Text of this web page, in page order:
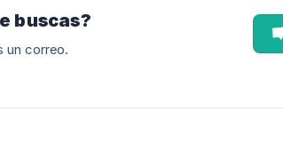
buscas?
un correo.